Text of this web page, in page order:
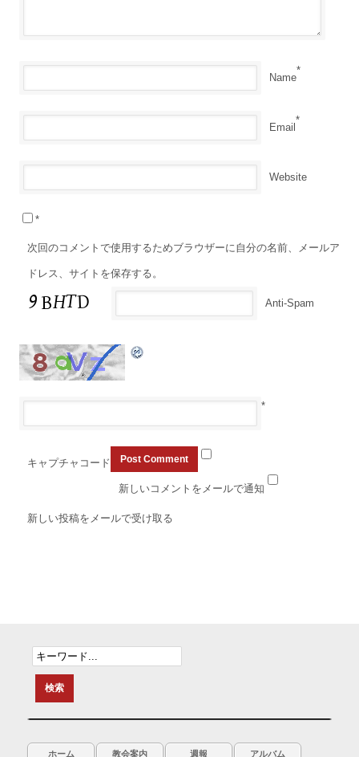
Name
*
Email
*
Website
次回のコメントで使用するためブラウザーに自分の名前、メールア
ドレス、サイトを保存する。
Anti-Spam
*
キャプチャコード
*
新しいコメントをメールで通知
新しい投稿をメールで受け取る
ホーム 教会案内 週報 アルバム